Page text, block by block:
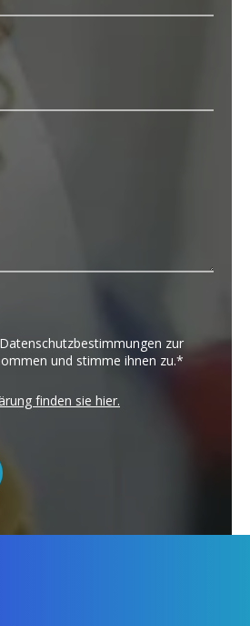
zur
und stimme ihnen zu.*
finden sie hier.